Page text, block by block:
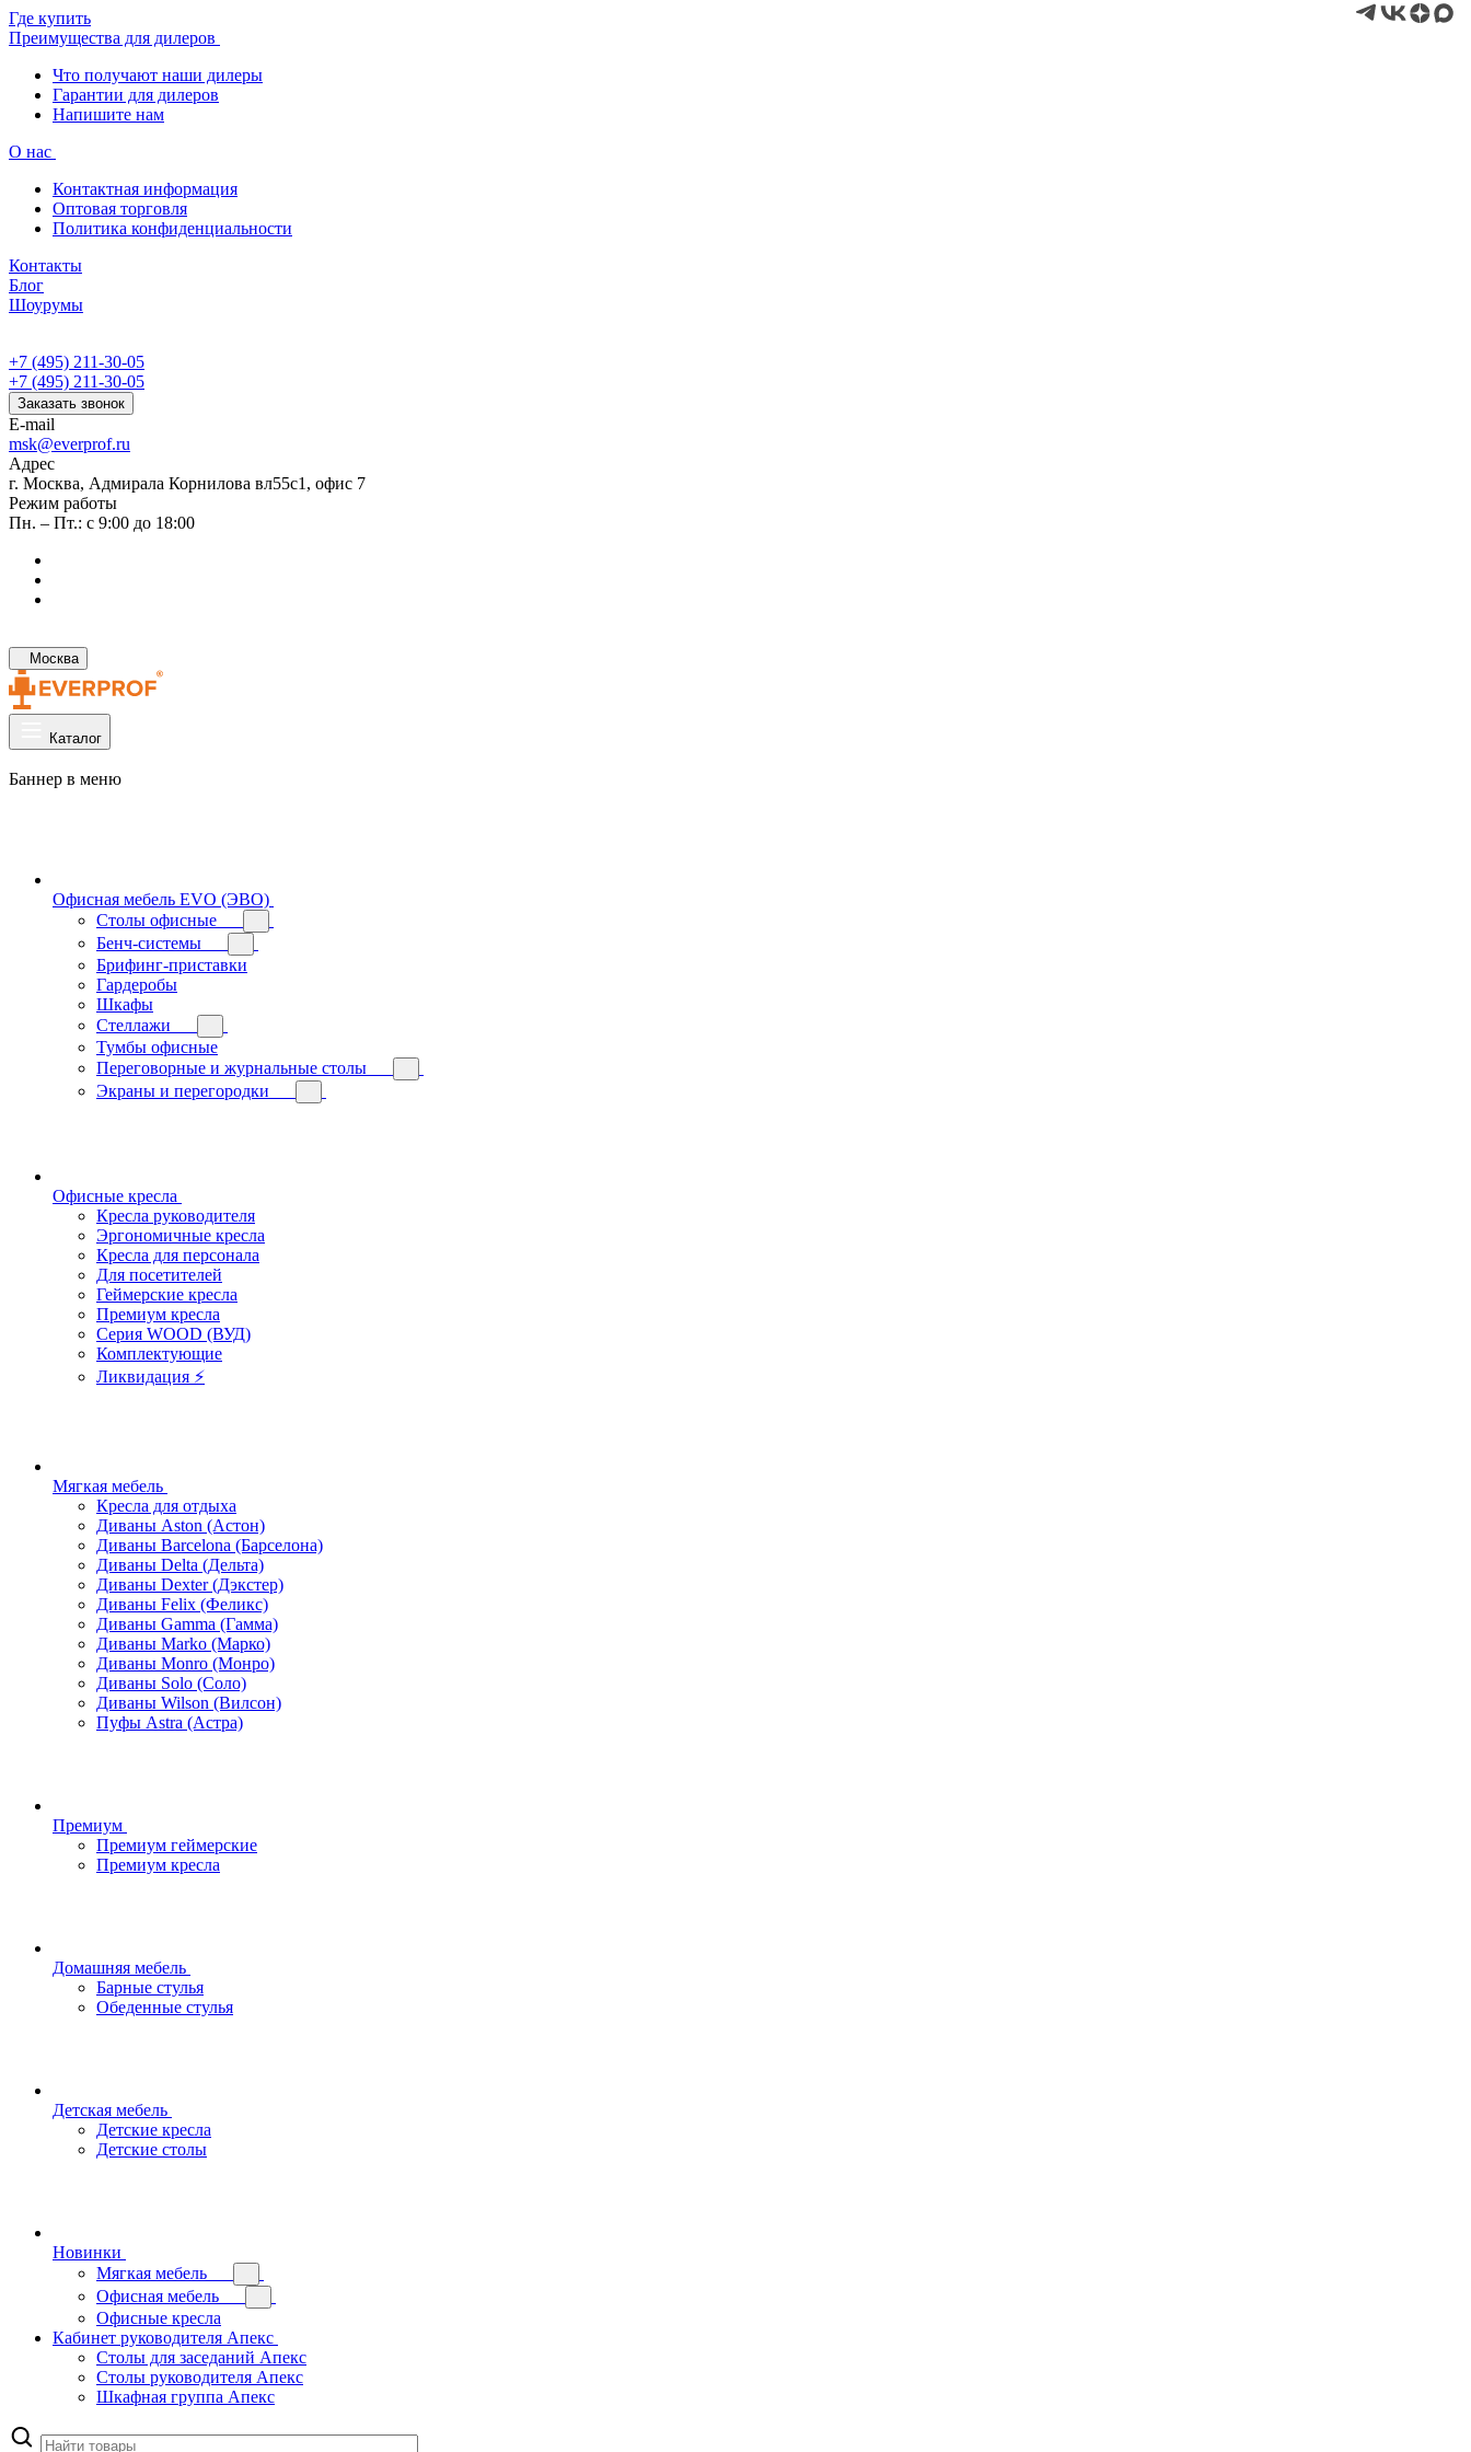
Где купить
Преимущества для дилеров
Что получают наши дилеры
Гарантии для дилеров
Напишите нам
О нас
Контактная информация
Оптовая торговля
Политика конфиденциальности
Контакты
Блог
Шоурумы
+7 (495) 211-30-05
+7 (495) 211-30-05
Заказать звонок
E-mail
msk@everprof.ru
Адрес
г. Москва, Адмирала Корнилова вл55с1, офис 7
Режим работы
Пн. – Пт.: с 9:00 до 18:00
Москва
Каталог
Баннер в меню
Офисная мебель EVO (ЭВО)
Cтолы офисные
Бенч-системы
Брифинг-приставки
Гардеробы
Шкафы
Стеллажи
Тумбы офисные
Переговорные и журнальные столы
Экраны и перегородки
Офисные кресла
Кресла руководителя
Эргономичные кресла
Кресла для персонала
Для посетителей
Геймерские кресла
Премиум кресла
Серия WOOD (ВУД)
Комплектующие
Ликвидация ⚡
Мягкая мебель
Кресла для отдыха
Диваны Aston (Астон)
Диваны Barcelona (Барселона)
Диваны Delta (Дельта)
Диваны Dexter (Дэкстер)
Диваны Felix (Феликс)
Диваны Gamma (Гамма)
Диваны Marko (Марко)
Диваны Monro (Монро)
Диваны Solo (Соло)
Диваны Wilson (Вилсон)
Пуфы Astra (Астра)
Премиум
Премиум геймерские
Премиум кресла
Домашняя мебель
Барные стулья
Обеденные стулья
Детская мебель
Детские кресла
Детские столы
Новинки
Мягкая мебель
Офисная мебель
Офисные кресла
Кабинет руководителя Апекс
Столы для заседаний Апекс
Столы руководителя Апекс
Шкафная группа Апекс